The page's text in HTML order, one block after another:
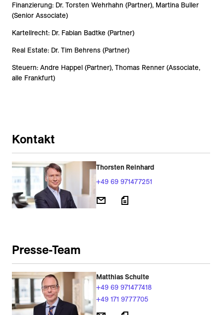
Finanzierung: Dr. Torsten Wehrhahn (Partner), Martina Buller
(Senior Associate)
Kartellrecht: Dr. Fabian Badtke (Partner)
Real Estate: Dr. Tim Behrens (Partner)
Steuern: Andre Happel (Partner), Thomas Renner (Associate,
alle Frankfurt)
Kontakt
Thorsten Reinhard
+49 69 971477251
Presse-Team
Matthias Schulte
+49 69 971477418
+49 171 9777705